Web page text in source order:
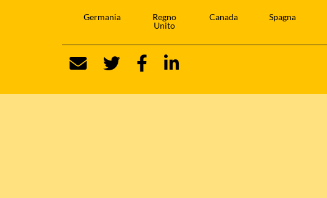
Germania
Regno
Unito
Canada Spagna